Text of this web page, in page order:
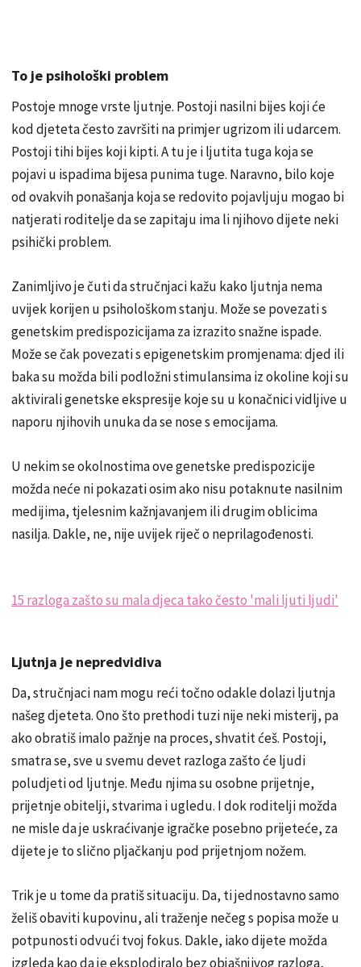
To je psihološki problem
Postoje mnoge vrste ljutnje. Postoji nasilni bijes koji će
kod djeteta često završiti na primjer ugrizom ili udarcem.
Postoji tihi bijes koji kipti. A tu je i ljutita tuga koja se
pojavi u ispadima bijesa punima tuge. Naravno, bilo koje
od ovakvih ponašanja koja se redovito pojavljuju mogao bi
natjerati roditelje da se zapitaju ima li njihovo dijete neki
psihički problem.
Zanimljivo je čuti da stručnjaci kažu kako ljutnja nema
uvijek korijen u psihološkom stanju. Može se povezati s
genetskim predispozicijama za izrazito snažne ispade.
Može se čak povezati s epigenetskim promjenama: djed ili
baka su možda bili podložni stimulansima iz okoline koji su
aktivirali genetske ekspresije koje su u konačnici vidljive u
naporu njihovih unuka da se nose s emocijama.
U nekim se okolnostima ove genetske predispozicije
možda neće ni pokazati osim ako nisu potaknute nasilnim
medijima, tjelesnim kažnjavanjem ili drugim oblicima
nasilja. Dakle, ne, nije uvijek riječ o neprilagođenosti.
15 razloga zašto su mala djeca tako često 'mali ljuti ljudi'
Ljutnja je nepredvidiva
Da, stručnjaci nam mogu reći točno odakle dolazi ljutnja
našeg djeteta. Ono što prethodi tuzi nije neki misterij, pa
ako obratiš imalo pažnje na proces, shvatit ćeš. Postoji,
smatra se, sve u svemu devet razloga zašto će ljudi
poludjeti od ljutnje. Među njima su osobne prijetnje,
prijetnje obitelji, stvarima i ugledu. I dok roditelji možda
ne misle da je uskraćivanje igračke posebno prijeteće, za
dijete je to slično pljačkanju pod prijetnjom nožem.
Trik je u tome da pratiš situaciju. Da, ti jednostavno samo
želiš obaviti kupovinu, ali traženje nečeg s popisa može u
potpunosti odvući tvoj fokus. Dakle, iako dijete možda
izgleda kao da je eksplodiralo bez objašnjivog razloga,